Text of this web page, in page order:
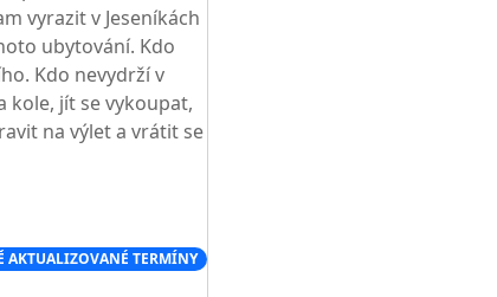
vyrazit v Jeseníkách
ubytování. Kdo
Kdo nevydrží v
kole, jít se vykoupat,
na výlet a vrátit se
AKTUALIZOVANÉ TERMÍNY